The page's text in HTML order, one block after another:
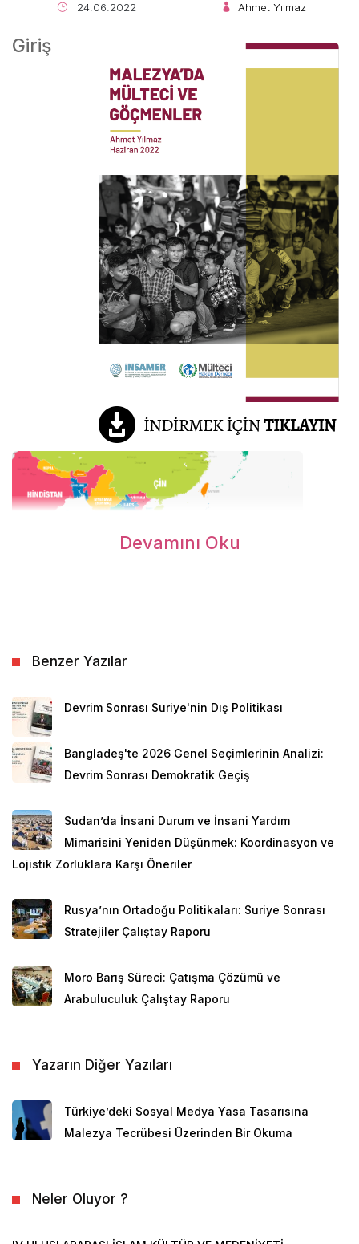
24.06.2022 Ahmet Yılmaz
Giriş
Tarihî Çin-Hindistan deniz ticaretinin geçiş
güzergâhında yer alan Malezya, her zaman göçmen
ve mültecilerin hedef ülkelerinden biri olmuştur. 17.
yüzyıldan itibaren zengin kalay madenlerinde
çalıştırılmak üzere insan gücüne ihtiyaç duyan
gelişmelere paralel olarak göçmen kabul etmiştir.
Bugün toplamda 3 ila 5,5 milyon göçmenin bulunduğu
Malezya’da, kayıt dışı göçmenlerin sayısının en az 2
milyon olduğu tahmin edilmektedir.
Malezya’daki göçmenler, ülkedeki iş gücünün %20’sini
Endonezya, Bangladeş ve Nepal gibi çevre ülkelerden
gelen göçmenler, kauçuk ve palmiye tarlaları, hizmet,
yolları kullanırken büyük bir kısmı insan kaçakçılarıyla
hükümeti insan kaçakçılığını önlemek ve kayıt dışı
göçü engellemek için sıkı tedbirler alsa da bu durumun
Malezya’da sayıları milyonları aşan göçmenin yanı sıra
ülkeye ulaşan Rohingyalıların oluşturduğu 182.230
Devamını Oku
Benzer Yazılar
Devrim Sonrası Suriye'nin Dış Politikası
Bangladeş'te 2026 Genel Seçimlerinin Analizi:
Devrim Sonrası Demokratik Geçiş
Sudan’da İnsani Durum ve İnsani Yardım
Mimarisini Yeniden Düşünmek: Koordinasyon ve
Lojistik Zorluklara Karşı Öneriler
Rusya’nın Ortadoğu Politikaları: Suriye Sonrası
Stratejiler Çalıştay Raporu
Moro Barış Süreci: Çatışma Çözümü ve
Arabuluculuk Çalıştay Raporu
Yazarın Diğer Yazıları
Türkiye’deki Sosyal Medya Yasa Tasarısına
Malezya Tecrübesi Üzerinden Bir Okuma
Neler Oluyor ?